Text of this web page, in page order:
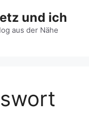
und ich
aus der Nähe